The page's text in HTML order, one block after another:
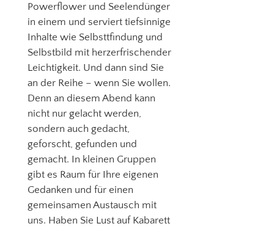
Powerflower und Seelendünger
in einem und serviert tiefsinnige
Inhalte wie Selbsttfindung und
Selbstbild mit herzerfrischender
Leichtigkeit. Und dann sind Sie
an der Reihe – wenn Sie wollen.
Denn an diesem Abend kann
nicht nur gelacht werden,
sondern auch gedacht,
geforscht, gefunden und
gemacht. In kleinen Gruppen
gibt es Raum für Ihre eigenen
Gedanken und für einen
gemeinsamen Austausch mit
uns. Haben Sie Lust auf Kabarett